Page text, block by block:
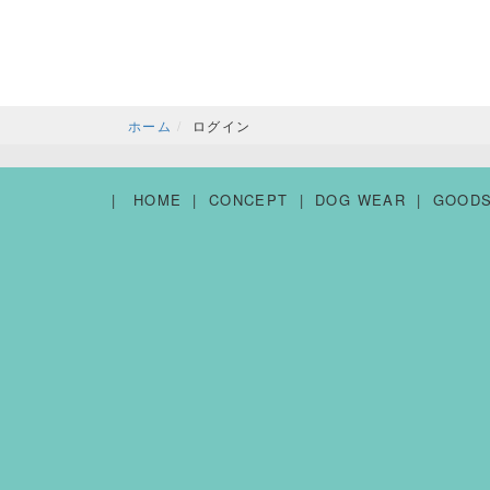
ホーム ログイン
HOME CONCEPT DOG WEAR